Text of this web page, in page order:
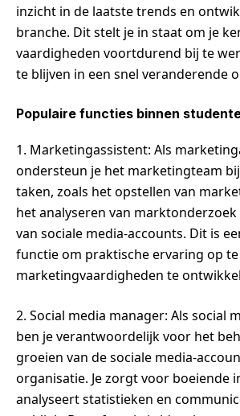
inzicht in de laatste trends en
branche. Dit stelt je in staat om je
vaardigheden voortdurend bij te
te blijven in een snel veranderende
Populaire functies binnen
1. Marketingassistent: Als
ondersteun je het marketingteam
taken, zoals het opstellen van
het analyseren van
van sociale media-accounts. Dit is
functie om praktische ervaring op
marketingvaardigheden te
2. Social media manager: Als social
ben je verantwoordelijk voor het
groeien van de sociale media-
organisatie. Je zorgt voor boeiende
analyseert statistieken en